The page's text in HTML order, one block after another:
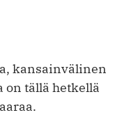
kansainvälinen
tällä hetkellä